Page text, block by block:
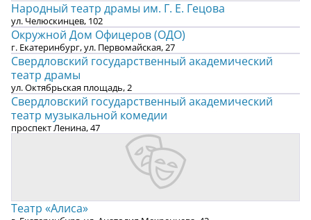
Народный театр драмы им. Г. Е. Гецова
ул. Челюскинцев, 102
Окружной Дом Офицеров (ОДО)
г. Екатеринбург, ул. Первомайская, 27
Свердловский государственный академический
театр драмы
ул. Октябрьская площадь, 2
Свердловский государственный академический
театр музыкальной комедии
проспект Ленина, 47
Театр «Алиса»